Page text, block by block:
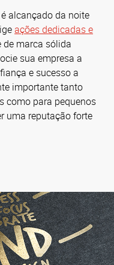
alcançado da noite
ações dedicadas e
de marca sólida
sua empresa a
e sucesso a
importante tanto
como para pequenos
uma reputação forte